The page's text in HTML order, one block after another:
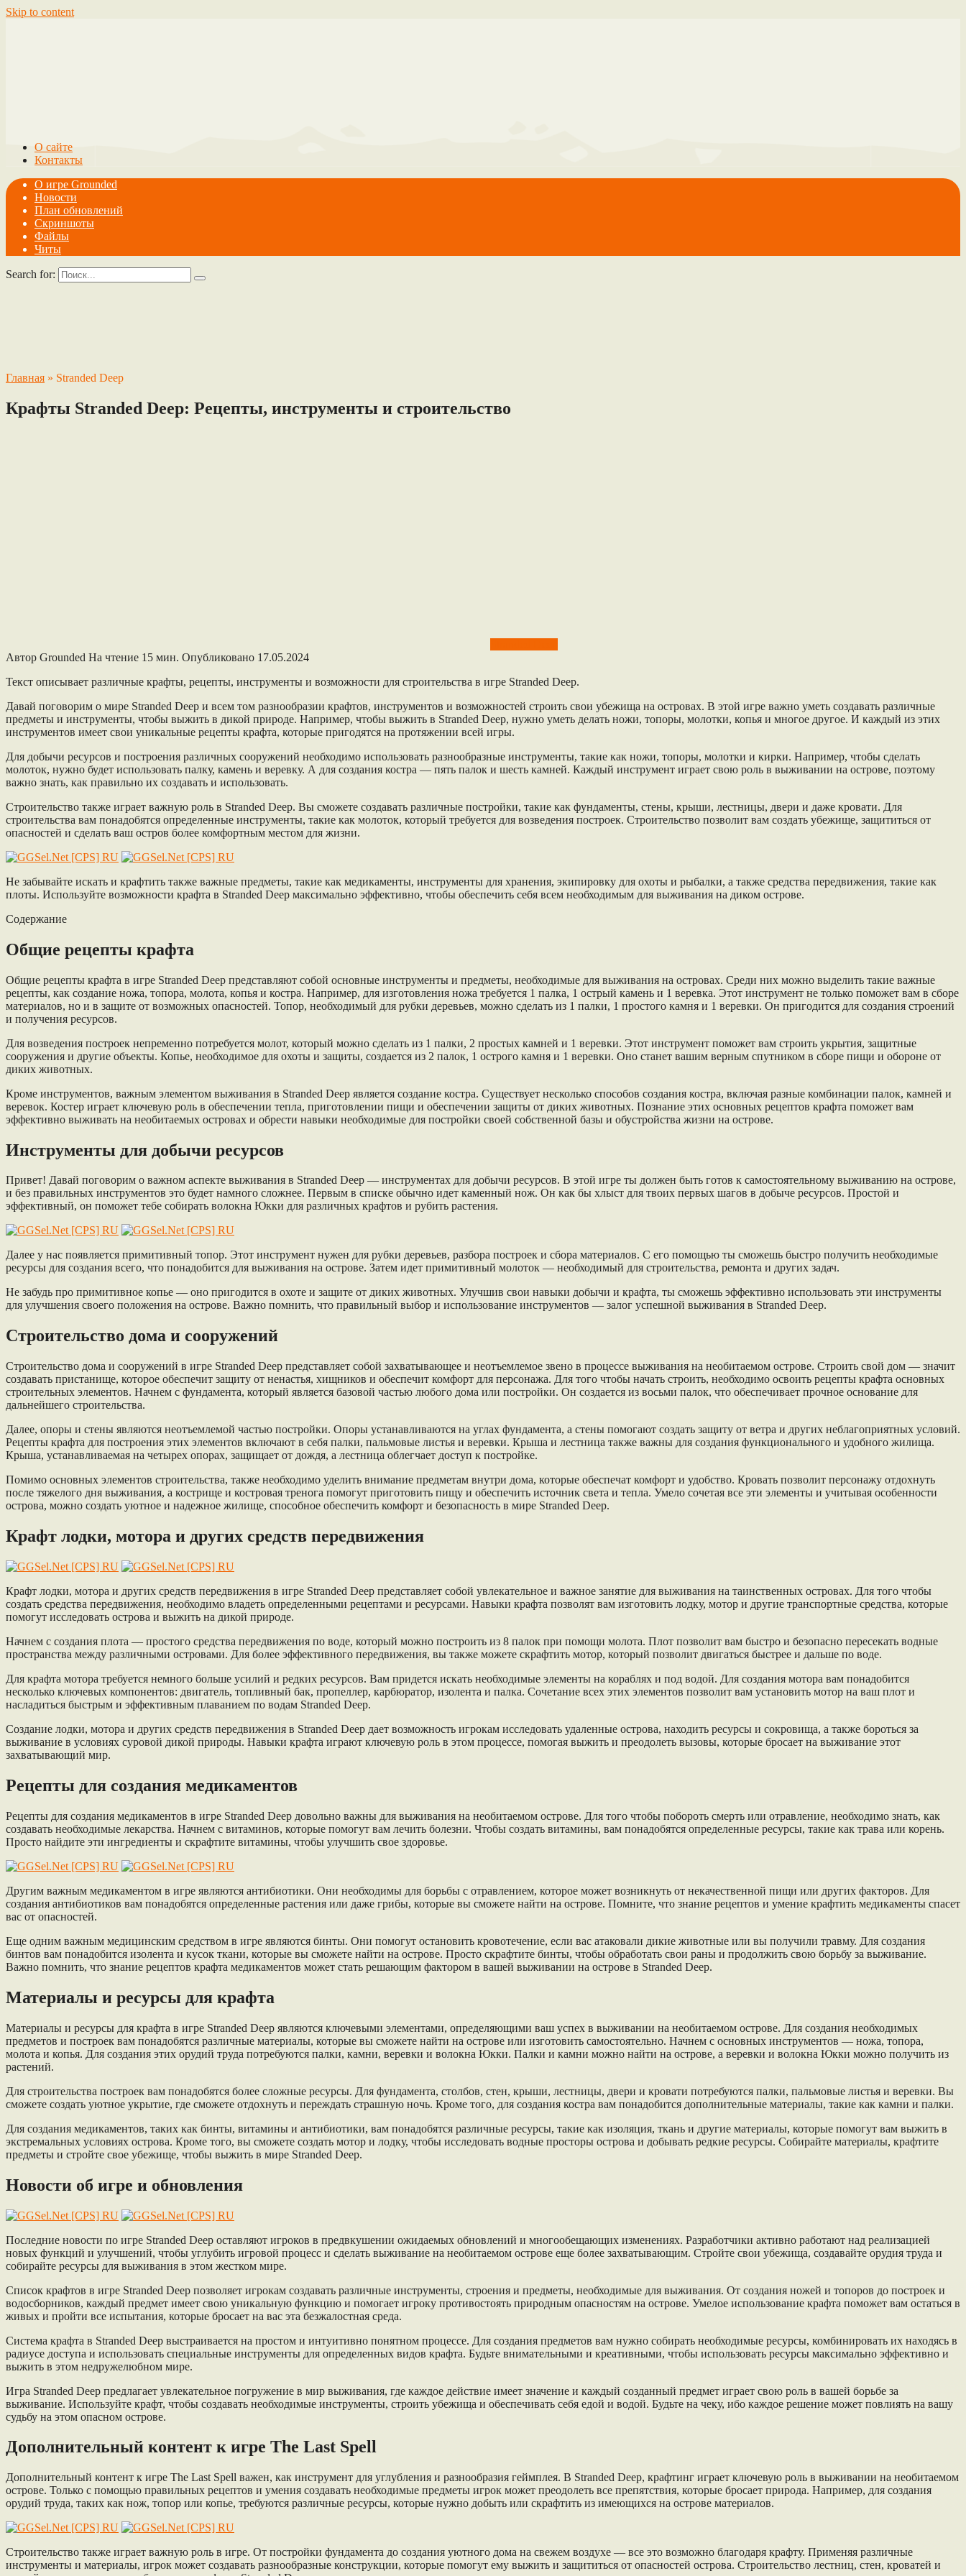
Skip to content
О сайте
Контакты
О игре Grounded
Новости
План обновлений
Скриншоты
Файлы
Читы
Search for:
Главная » Stranded Deep
Крафты Stranded Deep: Рецепты, инструменты и строительство
Автор Grounded На чтение 15 мин. Опубликовано 17.05.2024
Текст описывает различные крафты, рецепты, инструменты и возможности для строительства в игре Stranded Deep.
Давай поговорим о мире Stranded Deep и всем том разнообразии крафтов, инструментов и возможностей строить свои убежища на островах. В этой игре важно уметь создавать различные
предметы и инструменты, чтобы выжить в дикой природе. Например, чтобы выжить в Stranded Deep, нужно уметь делать ножи, топоры, молотки, копья и многое другое. И каждый из этих
инструментов имеет свои уникальные рецепты крафта, которые пригодятся на протяжении всей игры.
Для добычи ресурсов и построения различных сооружений необходимо использовать разнообразные инструменты, такие как ножи, топоры, молотки и кирки. Например, чтобы сделать
молоток, нужно будет использовать палку, камень и веревку. А для создания костра — пять палок и шесть камней. Каждый инструмент играет свою роль в выживании на острове, поэтому
важно знать, как правильно их создавать и использовать.
Строительство также играет важную роль в Stranded Deep. Вы сможете создавать различные постройки, такие как фундаменты, стены, крыши, лестницы, двери и даже кровати. Для
строительства вам понадобятся определенные инструменты, такие как молоток, который требуется для возведения построек. Строительство позволит вам создать убежище, защититься от
опасностей и сделать ваш остров более комфортным местом для жизни.
Не забывайте искать и крафтить также важные предметы, такие как медикаменты, инструменты для хранения, экипировку для охоты и рыбалки, а также средства передвижения, такие как
плоты. Используйте возможности крафта в Stranded Deep максимально эффективно, чтобы обеспечить себя всем необходимым для выживания на диком острове.
Содержание
Общие рецепты крафта
Общие рецепты крафта в игре Stranded Deep представляют собой основные инструменты и предметы, необходимые для выживания на островах. Среди них можно выделить такие важные
рецепты, как создание ножа, топора, молота, копья и костра. Например, для изготовления ножа требуется 1 палка, 1 острый камень и 1 веревка. Этот инструмент не только поможет вам в сборе
материалов, но и в защите от возможных опасностей. Топор, необходимый для рубки деревьев, можно сделать из 1 палки, 1 простого камня и 1 веревки. Он пригодится для создания строений
и получения ресурсов.
Для возведения построек непременно потребуется молот, который можно сделать из 1 палки, 2 простых камней и 1 веревки. Этот инструмент поможет вам строить укрытия, защитные
сооружения и другие объекты. Копье, необходимое для охоты и защиты, создается из 2 палок, 1 острого камня и 1 веревки. Оно станет вашим верным спутником в сборе пищи и обороне от
диких животных.
Кроме инструментов, важным элементом выживания в Stranded Deep является создание костра. Существует несколько способов создания костра, включая разные комбинации палок, камней и
веревок. Костер играет ключевую роль в обеспечении тепла, приготовлении пищи и обеспечении защиты от диких животных. Познание этих основных рецептов крафта поможет вам
эффективно выживать на необитаемых островах и обрести навыки необходимые для постройки своей собственной базы и обустройства жизни на острове.
Инструменты для добычи ресурсов
Привет! Давай поговорим о важном аспекте выживания в Stranded Deep — инструментах для добычи ресурсов. В этой игре ты должен быть готов к самостоятельному выживанию на острове,
и без правильных инструментов это будет намного сложнее. Первым в списке обычно идет каменный нож. Он как бы хлыст для твоих первых шагов в добыче ресурсов. Простой и
эффективный, он поможет тебе собирать волокна Юкки для различных крафтов и рубить растения.
Далее у нас появляется примитивный топор. Этот инструмент нужен для рубки деревьев, разбора построек и сбора материалов. С его помощью ты сможешь быстро получить необходимые
ресурсы для создания всего, что понадобится для выживания на острове. Затем идет примитивный молоток — необходимый для строительства, ремонта и других задач.
Не забудь про примитивное копье — оно пригодится в охоте и защите от диких животных. Улучшив свои навыки добычи и крафта, ты сможешь эффективно использовать эти инструменты
для улучшения своего положения на острове. Важно помнить, что правильный выбор и использование инструментов — залог успешной выживания в Stranded Deep.
Строительство дома и сооружений
Строительство дома и сооружений в игре Stranded Deep представляет собой захватывающее и неотъемлемое звено в процессе выживания на необитаемом острове. Строить свой дом — значит
создавать пристанище, которое обеспечит защиту от ненастья, хищников и обеспечит комфорт для персонажа. Для того чтобы начать строить, необходимо освоить рецепты крафта основных
строительных элементов. Начнем с фундамента, который является базовой частью любого дома или постройки. Он создается из восьми палок, что обеспечивает прочное основание для
дальнейшего строительства.
Далее, опоры и стены являются неотъемлемой частью постройки. Опоры устанавливаются на углах фундамента, а стены помогают создать защиту от ветра и других неблагоприятных условий.
Рецепты крафта для построения этих элементов включают в себя палки, пальмовые листья и веревки. Крыша и лестница также важны для создания функционального и удобного жилища.
Крыша, устанавливаемая на четырех опорах, защищает от дождя, а лестница облегчает доступ к постройке.
Помимо основных элементов строительства, также необходимо уделить внимание предметам внутри дома, которые обеспечат комфорт и удобство. Кровать позволит персонажу отдохнуть
после тяжелого дня выживания, а кострище и костровая тренога помогут приготовить пищу и обеспечить источник света и тепла. Умело сочетая все эти элементы и учитывая особенности
острова, можно создать уютное и надежное жилище, способное обеспечить комфорт и безопасность в мире Stranded Deep.
Крафт лодки, мотора и других средств передвижения
Крафт лодки, мотора и других средств передвижения в игре Stranded Deep представляет собой увлекательное и важное занятие для выживания на таинственных островах. Для того чтобы
создать средства передвижения, необходимо владеть определенными рецептами и ресурсами. Навыки крафта позволят вам изготовить лодку, мотор и другие транспортные средства, которые
помогут исследовать острова и выжить на дикой природе.
Начнем с создания плота — простого средства передвижения по воде, который можно построить из 8 палок при помощи молота. Плот позволит вам быстро и безопасно пересекать водные
пространства между различными островами. Для более эффективного передвижения, вы также можете скрафтить мотор, который позволит двигаться быстрее и дальше по воде.
Для крафта мотора требуется немного больше усилий и редких ресурсов. Вам придется искать необходимые элементы на кораблях и под водой. Для создания мотора вам понадобится
несколько ключевых компонентов: двигатель, топливный бак, пропеллер, карбюратор, изолента и палка. Сочетание всех этих элементов позволит вам установить мотор на ваш плот и
насладиться быстрым и эффективным плаванием по водам Stranded Deep.
Создание лодки, мотора и других средств передвижения в Stranded Deep дает возможность игрокам исследовать удаленные острова, находить ресурсы и сокровища, а также бороться за
выживание в условиях суровой дикой природы. Навыки крафта играют ключевую роль в этом процессе, помогая выжить и преодолеть вызовы, которые бросает на выживание этот
захватывающий мир.
Рецепты для создания медикаментов
Рецепты для создания медикаментов в игре Stranded Deep довольно важны для выживания на необитаемом острове. Для того чтобы побороть смерть или отравление, необходимо знать, как
создавать необходимые лекарства. Начнем с витаминов, которые помогут вам лечить болезни. Чтобы создать витамины, вам понадобятся определенные ресурсы, такие как трава или корень.
Просто найдите эти ингредиенты и скрафтите витамины, чтобы улучшить свое здоровье.
Другим важным медикаментом в игре являются антибиотики. Они необходимы для борьбы с отравлением, которое может возникнуть от некачественной пищи или других факторов. Для
создания антибиотиков вам понадобятся определенные растения или даже грибы, которые вы сможете найти на острове. Помните, что знание рецептов и умение крафтить медикаменты спасет
вас от опасностей.
Еще одним важным медицинским средством в игре являются бинты. Они помогут остановить кровотечение, если вас атаковали дикие животные или вы получили травму. Для создания
бинтов вам понадобится изолента и кусок ткани, которые вы сможете найти на острове. Просто скрафтите бинты, чтобы обработать свои раны и продолжить свою борьбу за выживание.
Важно помнить, что знание рецептов крафта медикаментов может стать решающим фактором в вашей выживании на острове в Stranded Deep.
Материалы и ресурсы для крафта
Материалы и ресурсы для крафта в игре Stranded Deep являются ключевыми элементами, определяющими ваш успех в выживании на необитаемом острове. Для создания необходимых
предметов и построек вам понадобятся различные материалы, которые вы сможете найти на острове или изготовить самостоятельно. Начнем с основных инструментов — ножа, топора,
молота и копья. Для создания этих орудий труда потребуются палки, камни, веревки и волокна Юкки. Палки и камни можно найти на острове, а веревки и волокна Юкки можно получить из
растений.
Для строительства построек вам понадобятся более сложные ресурсы. Для фундамента, столбов, стен, крыши, лестницы, двери и кровати потребуются палки, пальмовые листья и веревки. Вы
сможете создать уютное укрытие, где сможете отдохнуть и переждать страшную ночь. Кроме того, для создания костра вам понадобится дополнительные материалы, такие как камни и палки.
Для создания медикаментов, таких как бинты, витамины и антибиотики, вам понадобятся различные ресурсы, такие как изоляция, ткань и другие материалы, которые помогут вам выжить в
экстремальных условиях острова. Кроме того, вы сможете создать мотор и лодку, чтобы исследовать водные просторы острова и добывать редкие ресурсы. Собирайте материалы, крафтите
предметы и стройте свое убежище, чтобы выжить в мире Stranded Deep.
Новости об игре и обновления
Последние новости по игре Stranded Deep оставляют игроков в предвкушении ожидаемых обновлений и многообещающих изменениях. Разработчики активно работают над реализацией
новых функций и улучшений, чтобы углубить игровой процесс и сделать выживание на необитаемом острове еще более захватывающим. Стройте свои убежища, создавайте орудия труда и
собирайте ресурсы для выживания в этом жестком мире.
Список крафтов в игре Stranded Deep позволяет игрокам создавать различные инструменты, строения и предметы, необходимые для выживания. От создания ножей и топоров до построек и
водосборников, каждый предмет имеет свою уникальную функцию и помогает игроку противостоять природным опасностям на острове. Умелое использование крафта поможет вам остаться в
живых и пройти все испытания, которые бросает на вас эта безжалостная среда.
Система крафта в Stranded Deep выстраивается на простом и интуитивно понятном процессе. Для создания предметов вам нужно собирать необходимые ресурсы, комбинировать их находясь в
радиусе доступа и использовать специальные инструменты для определенных видов крафта. Будьте внимательными и креативными, чтобы использовать ресурсы максимально эффективно и
выжить в этом недружелюбном мире.
Игра Stranded Deep предлагает увлекательное погружение в мир выживания, где каждое действие имеет значение и каждый созданный предмет играет свою роль в вашей борьбе за
выживание. Используйте крафт, чтобы создавать необходимые инструменты, строить убежища и обеспечивать себя едой и водой. Будьте на чеку, ибо каждое решение может повлиять на вашу
судьбу на этом опасном острове.
Дополнительный контент к игре The Last Spell
Дополнительный контент к игре The Last Spell важен, как инструмент для углубления и разнообразия геймплея. В Stranded Deep, крафтинг играет ключевую роль в выживании на необитаемом
острове. Только с помощью правильных рецептов и умения создавать необходимые предметы игрок может преодолеть все препятствия, которые бросает природа. Например, для создания
орудий труда, таких как нож, топор или копье, требуются различные ресурсы, которые нужно добыть или скрафтить из имеющихся на острове материалов.
Строительство также играет важную роль в игре. От постройки фундамента до создания уютного дома на свежем воздухе — все это возможно благодаря крафту. Применяя различные
инструменты и материалы, игрок может создавать разнообразные конструкции, которые помогут ему выжить и защититься от опасностей острова. Строительство лестниц, стен, кроватей и